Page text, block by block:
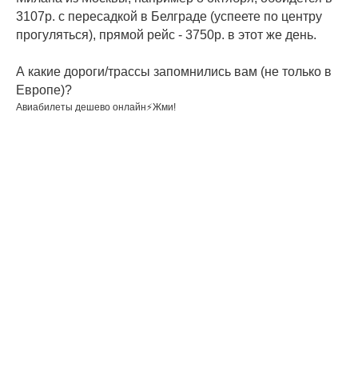
3107р. с пересадкой в Белграде (успеете по центру
прогуляться), прямой рейс - 3750р. в этот же день.
А какие дороги/трассы запомнились вам (не только в
Европе)?
Авиабилеты дешево онлайн⚡Жми!